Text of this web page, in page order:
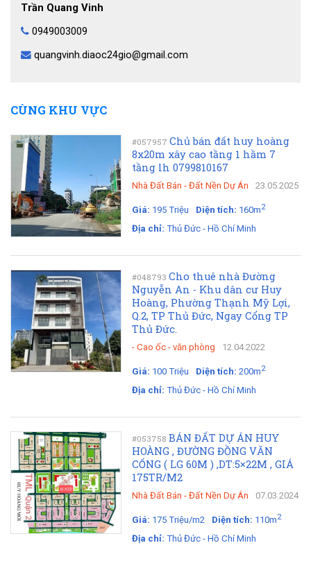
Trần Quang Vinh
0949003009
quangvinh.diaoc24gio@gmail.com
CÙNG KHU VỰC
#057957 Chủ bán đất huy hoàng
8x20m xây cao tầng 1 hầm 7
tầng lh 0799810167
Nhà Đất Bán - Đất Nền Dự Án 23.05.2025
Giá: 195 Triệu Diện tích: 160m2
Địa chỉ: Thủ Đức - Hồ Chí Minh
#048793 Cho thuê nhà Đường
Nguyễn An - Khu dân cư Huy
Hoàng, Phường Thạnh Mỹ Lợi,
Q.2, TP Thủ Đức, Ngay Cổng TP
Thủ Đức.
- Cao ốc - văn phòng 12.04.2022
Giá: 100 Triệu Diện tích: 200m2
Địa chỉ: Thủ Đức - Hồ Chí Minh
#053758 BÁN ĐẤT DỰ ÁN HUY
HOÀNG , ĐƯỜNG ĐỒNG VĂN
CỐNG ( LG 60M ) ,DT:5×22M , GIÁ
175TR/M2
Nhà Đất Bán - Đất Nền Dự Án 07.03.2024
Giá: 175 Triệu/m2 Diện tích: 110m2
Địa chỉ: Thủ Đức - Hồ Chí Minh